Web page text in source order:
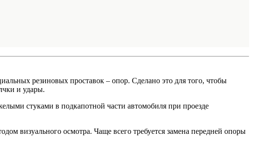
резиновых проставок – опор. Сделано это для того, чтобы
и удары.
стуками в подкапотной части автомобиля при проезде
визуального осмотра. Чаще всего требуется замена передней опоры